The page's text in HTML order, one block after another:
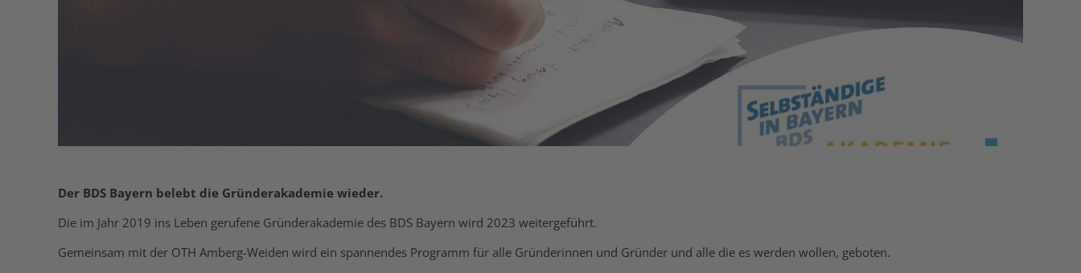
Der BDS Bayern belebt die Gründerakademie wieder.
Die im Jahr 2019 ins Leben gerufene Gründerakademie des BDS Bayern wird 2023 weitergeführt.
Gemeinsam mit der OTH Amberg-Weiden wird ein spannendes Programm für alle Gründerinnen und Gründer und alle die es werden wollen, geboten.